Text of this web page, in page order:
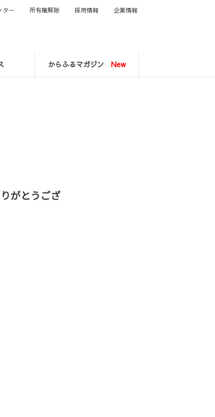
からふるマガジン New
ター 所有権解除 採用情報 企業情報
がとうござ